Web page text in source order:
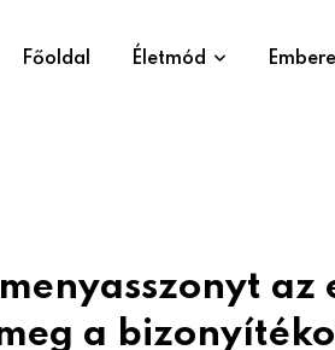
Főoldal Életmód
az
a